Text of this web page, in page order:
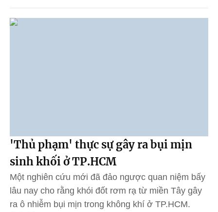
'Thủ phạm' thực sự gây ra bụi mịn
sinh khối ở TP.HCM
Một nghiên cứu mới đã đảo ngược quan niệm bấy
lâu nay cho rằng khói đốt rơm rạ từ miền Tây gây
ra ô nhiễm bụi mịn trong không khí ở TP.HCM.